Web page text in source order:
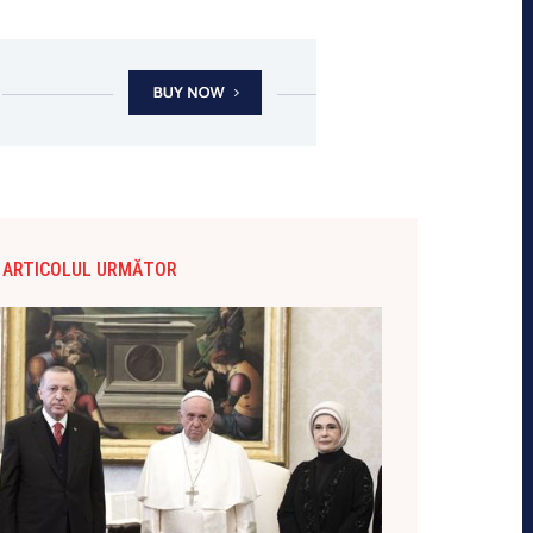
ARTICOLUL URMĂTOR